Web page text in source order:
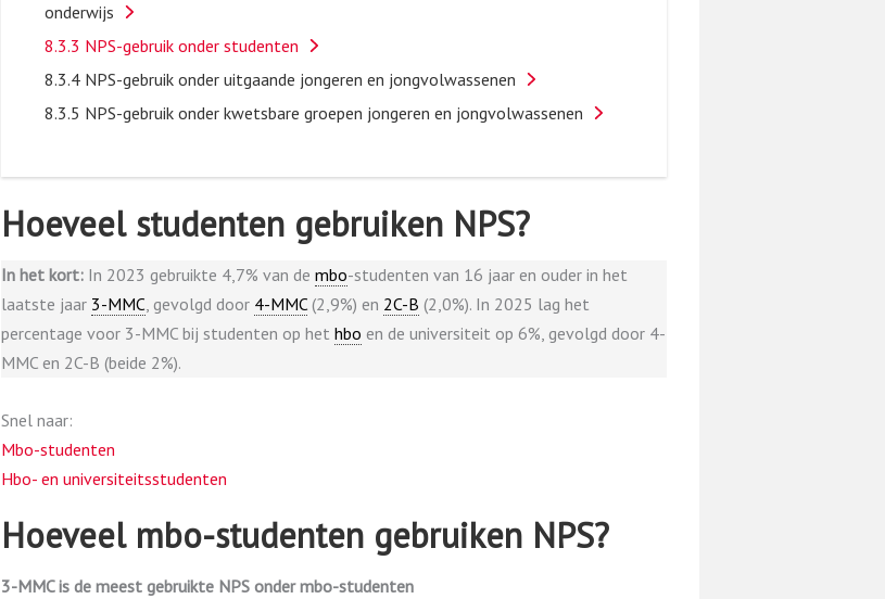
onderwijs
8.3.3 NPS-gebruik onder studenten
8.3.4 NPS-gebruik onder uitgaande jongeren en jongvolwassenen
8.3.5 NPS-gebruik onder kwetsbare groepen jongeren en jongvolwassenen
Hoeveel studenten gebruiken NPS?
In het kort: In 2023 gebruikte 4,7% van dembo-studenten van 16 jaar en ouder in het
laatste jaar 3-MMC, gevolgd door 4-MMC(2,9%) en 2C-B (2,0%). In 2025 lag het
percentage voor 3-MMC bij studenten op hethbo en de universiteit op 6%, gevolgd door 4-
MMC en 2C-B (beide 2%).
Snel naar:
Mbo-studenten
Hbo- en universiteitsstudenten
Hoeveel mbo-studenten gebruiken NPS?
3-MMC is de meest gebruikte NPS onder mbo-studenten